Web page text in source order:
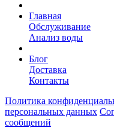
Главная
Обслуживание
Анализ воды
Блог
Доставка
Контакты
Политика
персональных данных
сообщений